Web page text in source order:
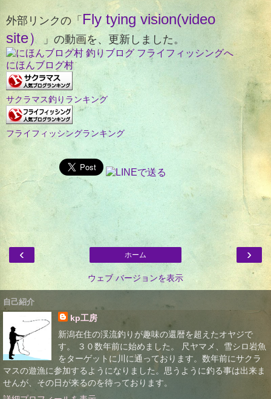
外部リンクの「 Fly tying vision(video
site）
」の動画を、更新しました。
にほんブログ村
サクラマス釣りランキング
フライフィッシングランキング
‹ ›
ホーム
ウェブ バージョンを表示
自己紹介
kp工房
新潟在住の渓流釣りが趣味の還暦を超えたオヤジで
す。 ３０数年前に始めました。 尺ヤマメ、雪シロ岩魚
をターゲットに川に通っております。数年前にサクラ
マスの遊漁に参加するようになりました。思うように釣る事は出来ま
せんが、その日が来るのを待っております。